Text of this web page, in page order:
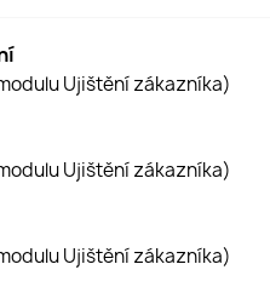
Ujištění zákazníka)
Ujištění zákazníka)
Ujištění zákazníka)